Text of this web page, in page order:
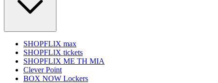
SHOPFLIX max
SHOPFLIX tickets
SHOPFLIX ΜΕ ΤΗ ΜΙΑ
Clever Point
BOX NOW Lockers